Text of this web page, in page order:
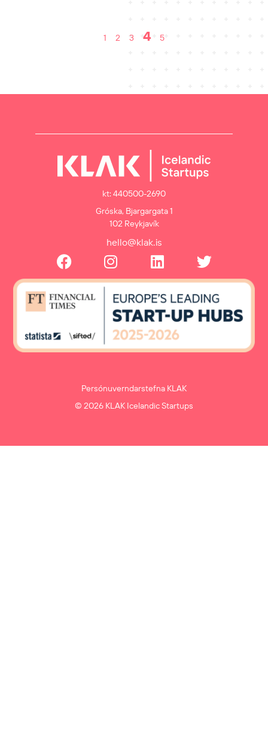
1 2 3 4 5
kt: 440500-2690
Gróska, Bjargargata 1
102 Reykjavík
hello@klak.is
© 2026 KLAK Icelandic Startups
Persónuverndarstefna KLAK